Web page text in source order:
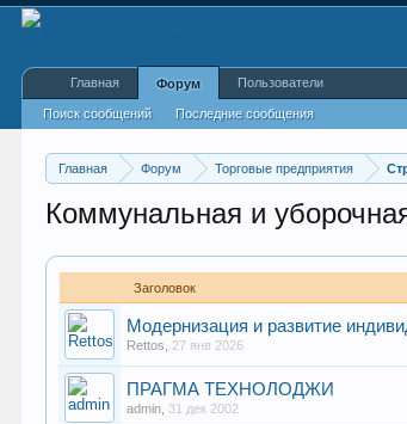
Главная Форум Торговые предприятия
Коммунальная и
Заголовок
Модернизация и развитие
Rettos 27 янв 2026
ПРАГМА ТЕХНОЛОДЖИ
admin 31 дек 2002
Главная Форум
Поиск сообщений Последние сообщения
Пользователи